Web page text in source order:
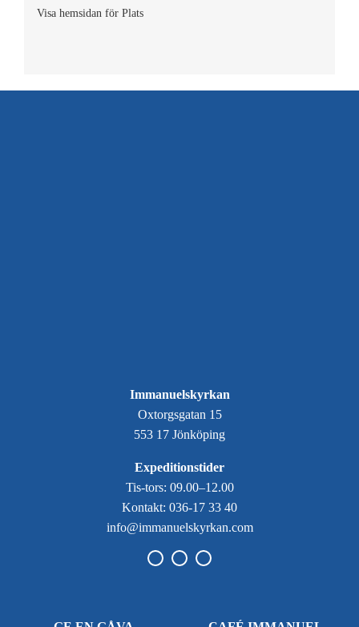
Visa hemsidan för Plats
Immanuelskyrkan
Oxtorgsgatan 15
553 17 Jönköping
Expeditionstider
Tis-tors: 09.00–12.00
Kontakt: 036-17 33 40
info@immanuelskyrkan.com